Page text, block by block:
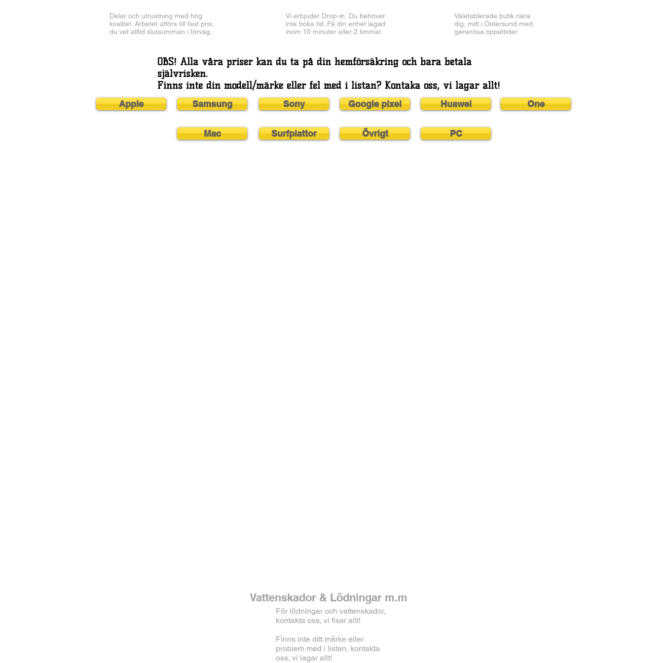
Delar och utrustning med hög
kvalitet. Arbetet utförs till fast pris,
du vet alltid slutsumman i förväg.
Vi erbjuder Drop-in, Du behöver
inte boka tid. Få din enhet lagad
inom 10 minuter eller 2 timmar.
Väletablerade butik nära
dig, mitt i Östersund med
generösa öppettider.
OBS! Alla våra priser kan du ta på din hemförsäkring och bara betala
självrisken.
Finns inte din modell/märke eller fel med i listan? Kontaka oss, vi lagar allt!
Apple Samsung Sony Google pixel Huawei One
Mac Surfplattor Övrigt PC
Vattenskador & Lödningar m.m
För lödningar och vattenskador,
kontakta oss, vi fixar allt!
Finns inte ditt märke eller
problem med i listan, kontakta
oss, vi lagar allt!